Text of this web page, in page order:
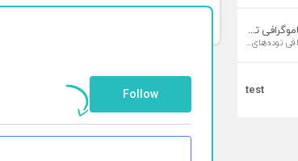
Follow
تفسیر بیوپسی سونوگرافی و ماموگرافی توده‌های پستان
تفسیر بیوپسی سونوگرافی و ماموگرافی توده‌های پستان
test